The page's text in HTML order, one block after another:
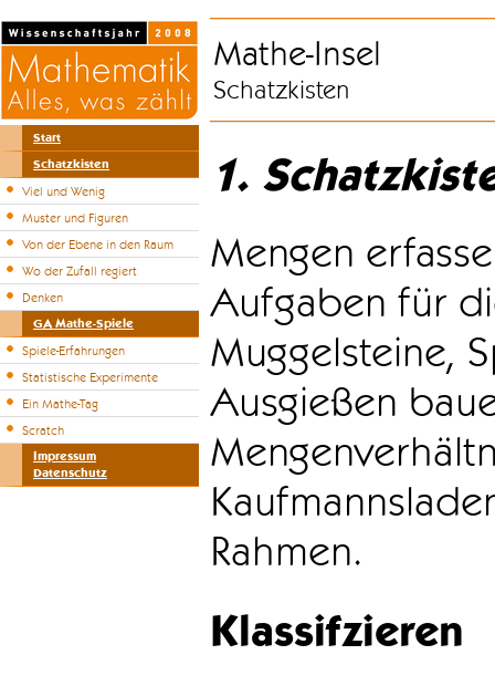
Start
Schatzkisten
Viel und Wenig
Muster und Figuren
Von der Ebene in den Raum
Wo der Zufall regiert
Denken
GA Mathe-Spiele
Spiele-Erfahrungen
Statistische Experimente
Ein Mathe-Tag
Scratch
Impressum
Datenschutz
Mathe-Insel
Schatzkisten
1.
Mengen
Aufgaben für
Muggelsteine,
Ausgießen
Rahmen.
Klassifzieren